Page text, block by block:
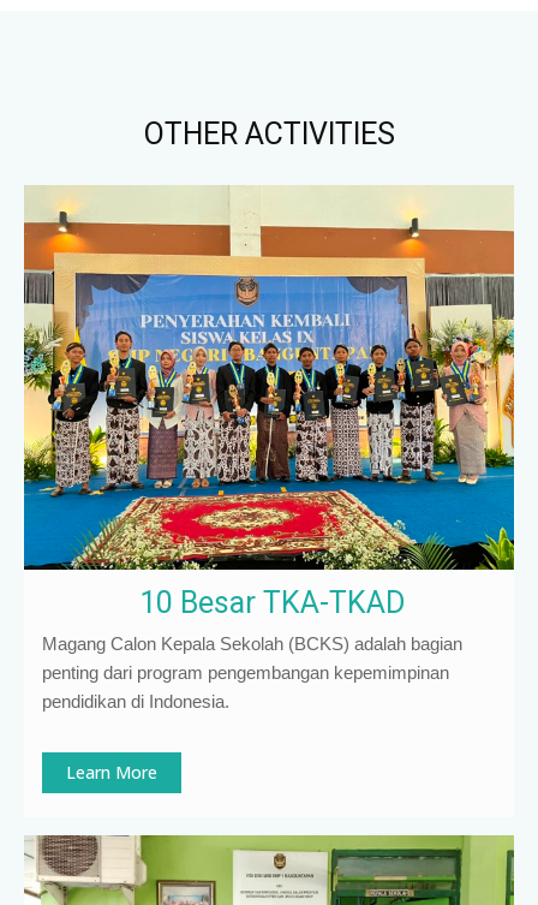
OTHER ACTIVITIES
10 Besar TKA-TKAD
Magang Calon Kepala Sekolah (BCKS) adalah bagian
penting dari program pengembangan kepemimpinan
pendidikan di Indonesia.
Learn More